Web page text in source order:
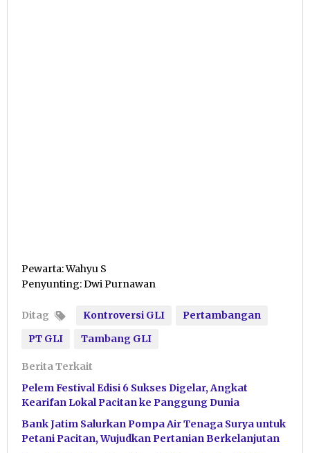
Pewarta: Wahyu S
Penyunting: Dwi Purnawan
Ditag Kontroversi GLI
Pertambangan
PT GLI
Tambang GLI
Berita Terkait
Pelem Festival Edisi 6 Sukses Digelar, Angkat
Kearifan Lokal Pacitan ke Panggung Dunia
Bank Jatim Salurkan Pompa Air Tenaga Surya untuk
Petani Pacitan, Wujudkan Pertanian Berkelanjutan